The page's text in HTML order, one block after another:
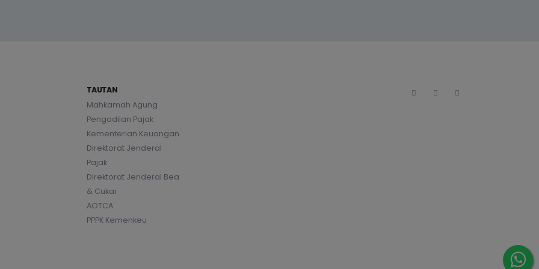
TAUTAN
Mahkamah Agung
Pengadilan Pajak
Kementerian Keuangan
Direktorat Jenderal
Pajak
Direktorat Jenderal Bea
& Cukai
AOTCA
PPPK Kemenkeu